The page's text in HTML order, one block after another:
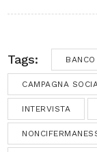
Tags:
CAMPAGNA
INTERVISTA